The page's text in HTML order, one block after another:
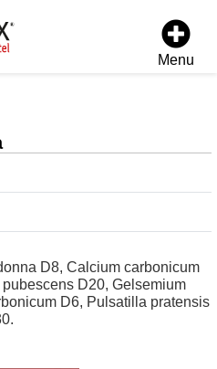
Menu
D8, Calcium carbonicum
D20, Gelsemium
D6, Pulsatilla pratensis